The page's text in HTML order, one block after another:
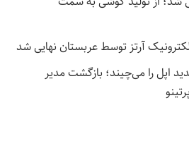
اپل را می‌چیند؛ بازگشت مدیر